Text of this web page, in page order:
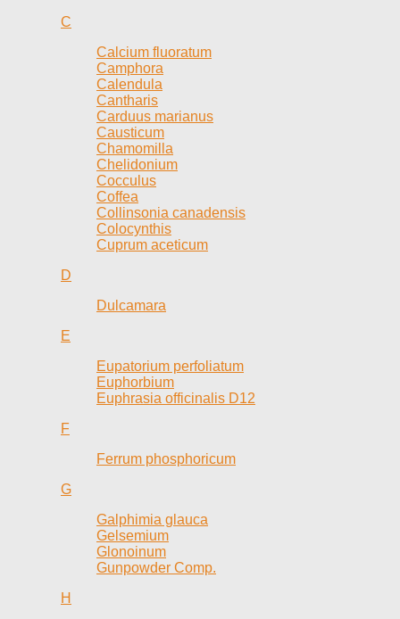
C
Calcium fluoratum
Camphora
Calendula
Cantharis
Carduus marianus
Causticum
Chamomilla
Chelidonium
Cocculus
Coffea
Collinsonia canadensis
Colocynthis
Cuprum aceticum
D
Dulcamara
E
Eupatorium perfoliatum
Euphorbium
Euphrasia officinalis D12
F
Ferrum phosphoricum
G
Galphimia glauca
Gelsemium
Glonoinum
Gunpowder Comp.
H